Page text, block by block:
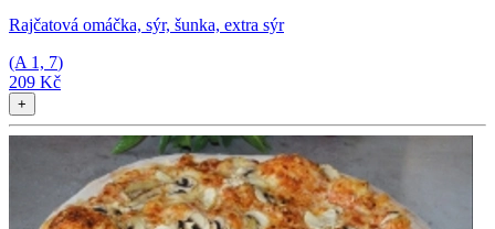
Rajčatová omáčka, sýr, šunka, extra sýr
(A 1, 7)
209 Kč
+